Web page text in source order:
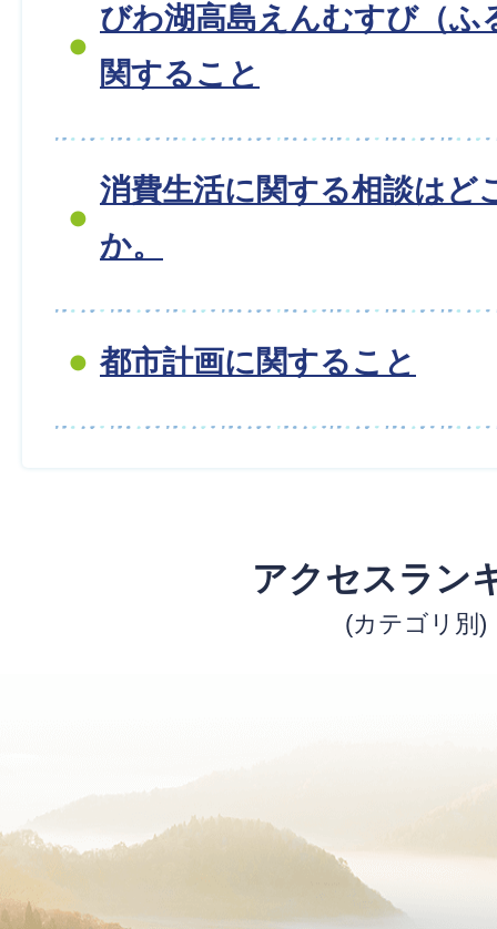
びわ湖高島えんむすび（ふ
関すること
消費生活に関する相談はど
か。
都市計画に関すること
アクセスラン
(カテゴリ別)